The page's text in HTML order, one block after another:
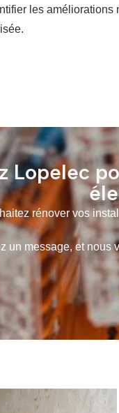
les
Lopelec
rénover vos
un message, et nous